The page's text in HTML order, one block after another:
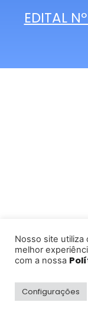
EDITAL
Nosso site utiliza
melhor
com a nossa
Configurações